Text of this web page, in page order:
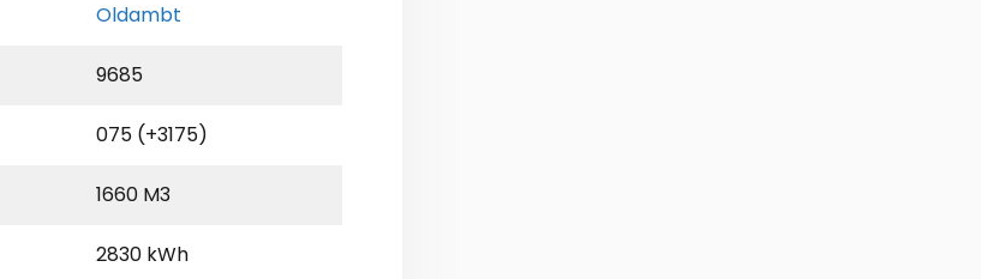
Oldambt
9685
075 (+3175)
1660 M3
2830 kWh